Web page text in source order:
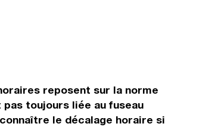
reposent sur la norme
toujours liée au fuseau
le décalage horaire si